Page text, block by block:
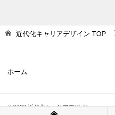
近代化キャリアデザイン TOP
ホーム
© 2022 近代化キャリアデザイン